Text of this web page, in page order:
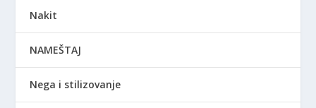
Nakit
NAMEŠTAJ
Nega i stilizovanje